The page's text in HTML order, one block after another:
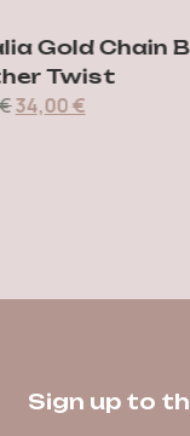
Gold Chain
Twist
34,00€
Sign up to